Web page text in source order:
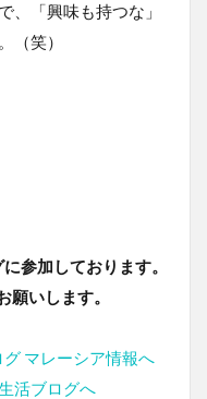
、「興味も持つな」
（笑）
参加しております。
願いします。